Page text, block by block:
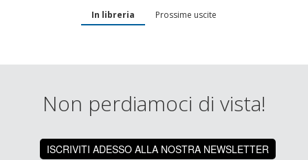
In libreria Prossime uscite
Non perdiamoci di vista!
ISCRIVITI ADESSO ALLA NOSTRA NEWSLETTER